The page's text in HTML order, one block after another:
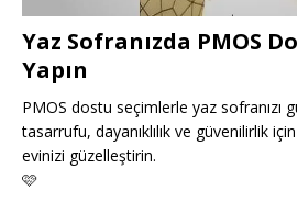
Yaz Sofranızda PMOS
Yapın
PMOS dostu seçimlerle yaz sofranızı
tasarrufu, dayanıklılık ve güvenilirlik
evinizi güzelleştirin.
🩷